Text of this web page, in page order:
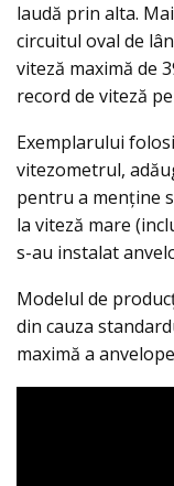
laudă prin alta.
circuitul oval de
viteză maximă de
record de viteză
Exemplarului
vitezometrul,
pentru a menține
la viteză mare
s-au instalat
Modelul de
din cauza
maximă a